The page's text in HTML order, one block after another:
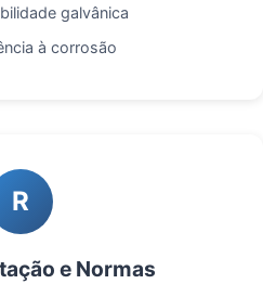
galvânica
à corrosão
R
e Normas